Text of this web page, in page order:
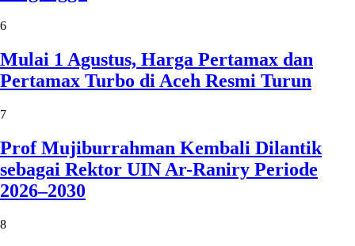
6
Mulai 1 Agustus, Harga Pertamax dan
Pertamax Turbo di Aceh Resmi Turun
7
Prof Mujiburrahman Kembali Dilantik
sebagai Rektor UIN Ar-Raniry Periode
2026–2030
8